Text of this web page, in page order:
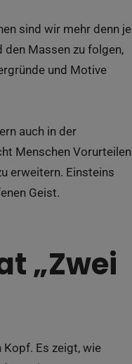
sind wir mehr denn je
Massen zu folgen,
und Motive
auch in der
Menschen Vorurteilen
erweitern. Einsteins
Geist.
„Zwei
Kopf. Es zeigt, wie